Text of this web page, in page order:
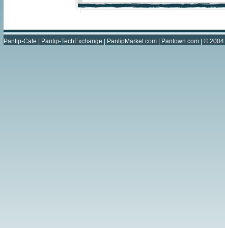
Pantip-Cafe Pantip-TechExchange PantipMarket.com Pantown.com | © 2004